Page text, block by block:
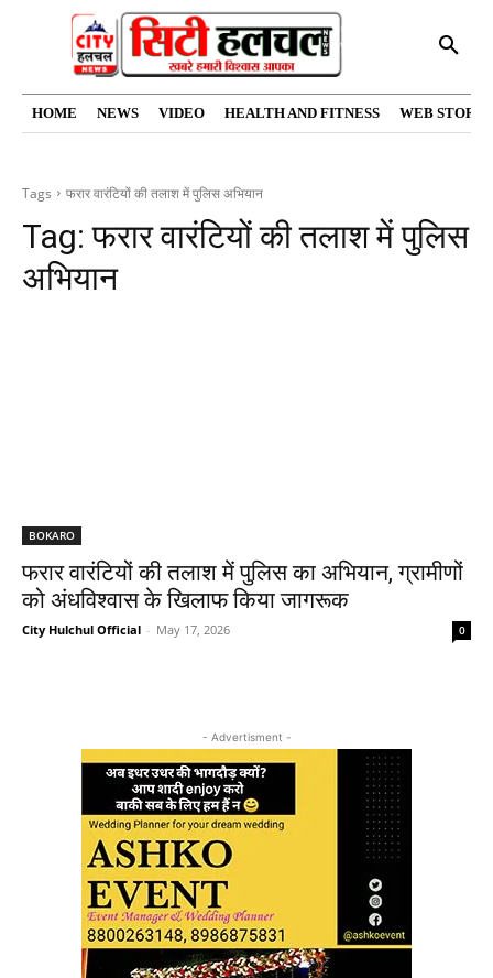
HOME NEWS VIDEO HEALTH AND FITNESS WEB
Tags फरार वारंटियों की तलाश में पुलिस अभियान
Tag:फरार वारंटियों की तलाश में पुलिस
अभियान
BOKARO
फरार वारंटियों की तलाश में पुलिस का अभियान, ग्रामीणों
को अंधविश्वास के खिलाफ किया जागरूक
City Hulchul Official - May 17, 2026 0
- Advertisment -